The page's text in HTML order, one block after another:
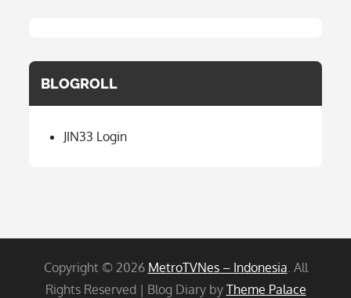
BLOGROLL
JIN33 Login
Copyright © 2026 MetroTVNes – Indonesia. All
Rights Reserved | Blog Diary by Theme Palace